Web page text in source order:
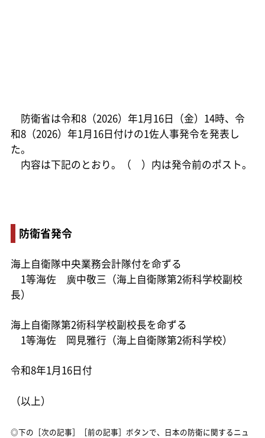
防衛省は令和8（2026）年1月16日（金）14時、令
和8（2026）年1月16日付けの1佐人事発令を発表し
た。
内容は下記のとおり。（ ）内は発令前のポスト。
防衛省発令
海上自衛隊中央業務会計隊付を命ずる
1等海佐 廣中敬三（海上自衛隊第2術科学校副校
長）
海上自衛隊第2術科学校副校長を命ずる
1等海佐 岡見雅行（海上自衛隊第2術科学校）
令和8年1月16日付
（以上）
◎下の［次の記事］［前の記事］ボタンで、日本の防衛に関するニュ